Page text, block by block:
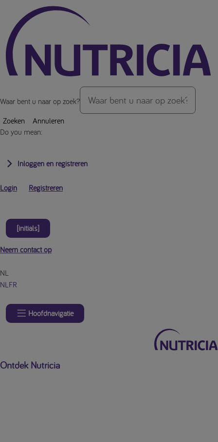
Over de inhoud van de pagina
Waar bent u naar op zoek?
Zoeken
Annuleren
Do you mean:
Inloggen en registreren
Login Registreren
[initials]
Neem contact op
NL
NLFR
Hoofdnavigatie
Ontdek Nutricia